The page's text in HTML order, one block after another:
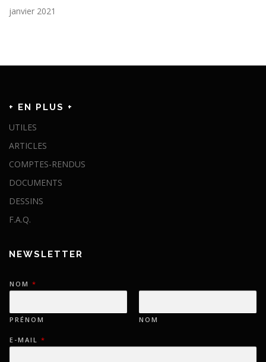
janvier 2021
+ EN PLUS +
UTILES
ARTICLES
COMPTES-RENDUS
DOCUMENTS
DESSINS
F.A.Q.
NEWSLETTER
NOM *
PRÉNOM NOM
E-MAIL *